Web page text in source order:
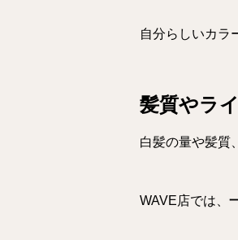
自分らしいカラ
髪質やラ
白髪の量や髪質
WAVE店では、